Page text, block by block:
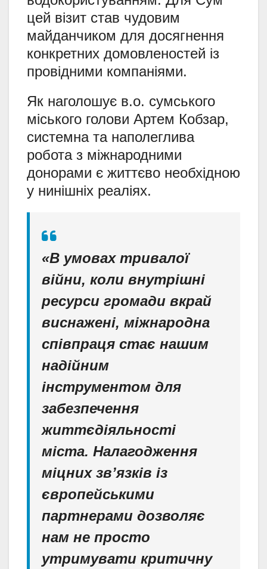
цей візит став чудовим
майданчиком для досягнення
конкретних домовленостей із
провідними компаніями.
Як наголошує в.о. сумського
міського голови Артем Кобзар,
системна та наполеглива
робота з міжнародними
донорами є життєво необхідною
у нинішніх реаліях.
«В умовах тривалої
війни, коли внутрішні
ресурси громади вкрай
виснажені, міжнародна
співпраця стає нашим
надійним
інструментом для
забезпечення
життєдіяльності
міста. Налагодження
міцних зв’язків із
європейськими
партнерами дозволяє
нам не просто
утримувати критичну